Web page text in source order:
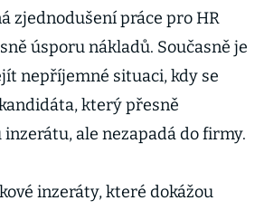
zjednodušení práce pro HR
úsporu nákladů. Současně je
nepříjemné situaci, kdy se
který přesně
ale nezapadá do firmy.
inzeráty, které dokážou